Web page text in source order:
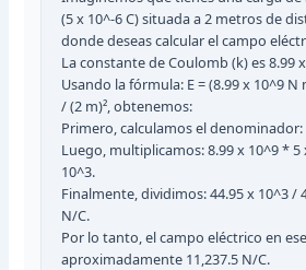
(5 x 10^-6 C) situada a 2 metros de
donde deseas calcular el campo
La constante de Coulomb (k) es 8.99 x
Usando la fórmula: E = (8.99 x 10^9 N
/ (2 m)², obtenemos:
Primero, calculamos el denominador:
Luego, multiplicamos: 8.99 x 10^9 * 5
10^3.
Finalmente, dividimos: 44.95 x 10^3 /
N/C.
Por lo tanto, el campo eléctrico en
aproximadamente 11,237.5 N/C.